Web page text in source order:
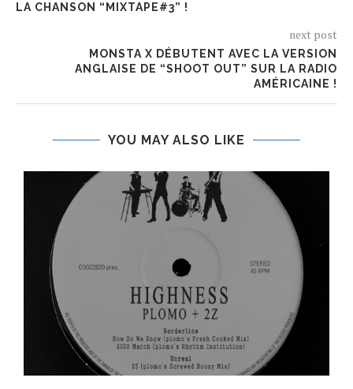
LA CHANSON “MIXTAPE#3” !
next post
MONSTA X DÉBUTENT AVEC LA VERSION
ANGLAISE DE “SHOOT OUT” SUR LA RADIO
AMÉRICAINE !
YOU MAY ALSO LIKE